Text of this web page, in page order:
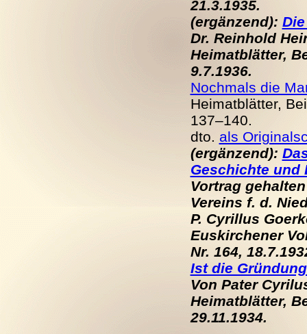
21.3.1935.
(ergänzend):
Dr. Reinhold
Heimatblätter,
9.7.1936.
Nochmals die
Heimatblätter,
137–140.
dto. als
(ergänzend):
Geschichte und
Vortrag
Vereins f. d.
P. Cyrillus
Euskirchener
Nr. 164, 18.7.19
Ist die
Von Pater
Heimatblätter,
29.11.1934.